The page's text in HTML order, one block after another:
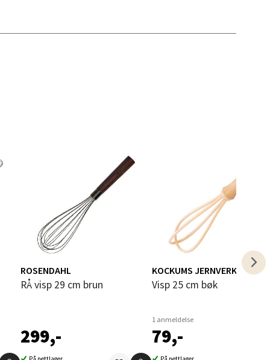
ROSENDAHL
RÅ visp 29 cm brun
299,-
KOCKUMS JERNVERK
Visp 25 cm bøk
1 anmeldelse
79,-